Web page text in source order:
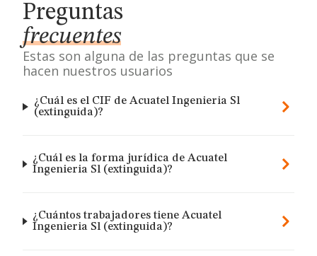
Preguntas
frecuentes
Estas son alguna de las preguntas que se
hacen nuestros usuarios
¿Cuál es el CIF de Acuatel Ingenieria Sl
(extinguida)?
¿Cuál es la forma jurídica de Acuatel
Ingenieria Sl (extinguida)?
¿Cuántos trabajadores tiene Acuatel
Ingenieria Sl (extinguida)?